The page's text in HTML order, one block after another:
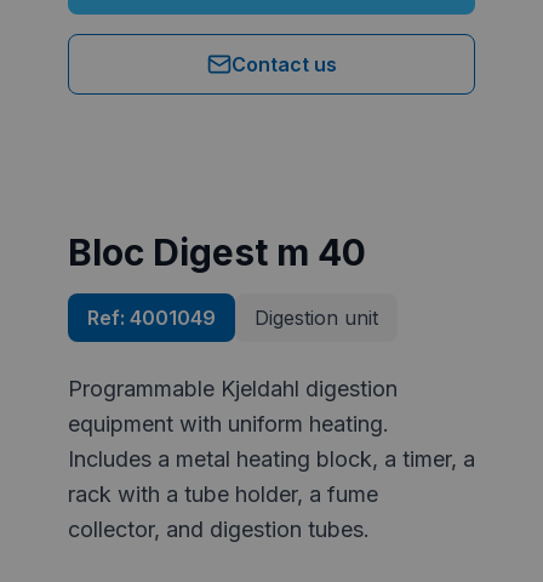
Contact us
Bloc Digest m 40
Ref: 4001049 Digestion unit
Programmable Kjeldahl digestion
equipment with uniform heating.
Includes a metal heating block, a timer, a
rack with a tube holder, a fume
collector, and digestion tubes.